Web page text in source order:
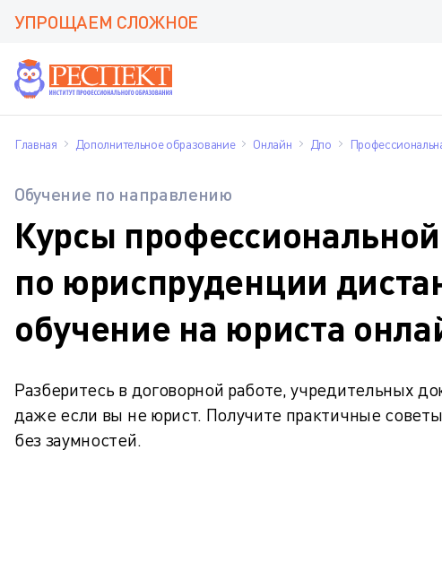
УПРОЩАЕМ СЛОЖНОЕ
Главная Дополнительное образование Онлайн Дпо
Обучение по направлению
Курсы
по юриспруденции
обучение на юриста
Разберитесь в договорной работе, учредительных
даже если вы не юрист. Получите практичные
без заумностей.